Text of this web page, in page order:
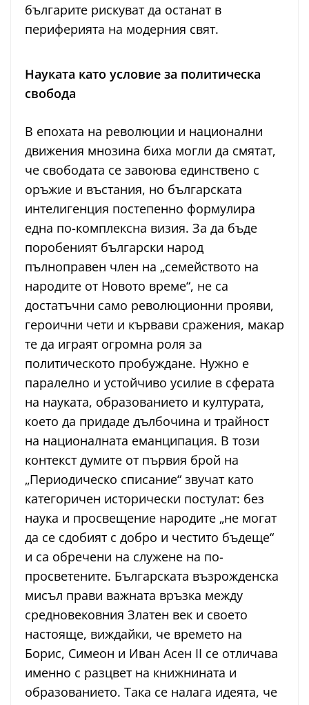
българите рискуват да останат в
периферията на модерния свят.
Науката като условие за политическа
свобода
В епохата на революции и национални
движения мнозина биха могли да смятат,
че свободата се завоюва единствено с
оръжие и въстания, но българската
интелигенция постепенно формулира
една по-комплексна визия. За да бъде
поробеният български народ
пълноправен член на „семейството на
народите от Новото време“, не са
достатъчни само революционни прояви,
героични чети и кървави сражения, макар
те да играят огромна роля за
политическото пробуждане. Нужно е
паралелно и устойчиво усилие в сферата
на науката, образованието и културата,
което да придаде дълбочина и трайност
на националната еманципация. В този
контекст думите от първия брой на
„Периодическо списание“ звучат като
категоричен исторически постулат: без
наука и просвещение народите „не могат
да се сдобият с добро и честито бъдеще“
и са обречени на служене на по-
просветените. Българската възрожденска
мисъл прави важната връзка между
средновековния Златен век и своето
настояще, виждайки, че времето на
Борис, Симеон и Иван Асен II се отличава
именно с разцвет на книжнината и
образованието. Така се налага идеята, че